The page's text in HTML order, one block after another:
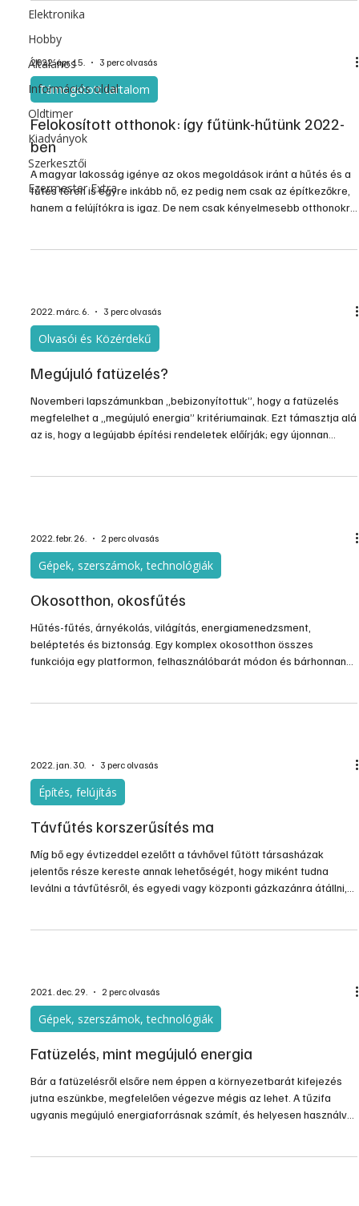
Elektronika
Hobby
Általános
Információs oldal
Oldtimer
Kiadványok
Szerkesztői
Ezermester Extra
változnak az energiahordozók árarányai is. Még egy-két éve sem
2022. ápr. 15. 3 perc olvasás
Támogatott tartalom
Felokosított otthonok: így fűtünk-hűtünk 2022-
ben
A magyar lakosság igénye az okos megoldások iránt a hűtés és a
fűtés téren is egyre inkább nő, ez pedig nem csak az építkezőkre,
hanem a felújítókra is igaz. De nem csak kényelmesebb otthonokra
2022. márc. 6. 3 perc olvasás
Olvasói és Közérdekű
Megújuló fatüzelés?
Novemberi lapszámunkban „bebizonyítottuk”, hogy a fatüzelés
megfelelhet a „megújuló energia” kritériumainak. Ezt támasztja alá
az is, hogy a legújabb építési rendeletek előírják; egy újonnan
2022. febr. 26. 2 perc olvasás
Gépek, szerszámok, technológiák
Okosotthon, okosfűtés
Hűtés-fűtés, árnyékolás, világítás, energiamenedzsment,
beléptetés és biztonság. Egy komplex okosotthon összes
funkciója egy platformon, felhasználóbarát módon és bárhonnan
2022. jan. 30. 3 perc olvasás
Építés, felújítás
Távfűtés korszerűsítés ma
Míg bő egy évtizeddel ezelőtt a távhővel fűtött társasházak
jelentős része kereste annak lehetőségét, hogy miként tudna
leválni a távfűtésről, és egyedi vagy központi gázkazánra átállni,
2021. dec. 29. 2 perc olvasás
Gépek, szerszámok, technológiák
Fatüzelés, mint megújuló energia
Bár a fatüzelésről elsőre nem éppen a környezetbarát kifejezés
jutna eszünkbe, megfelelően végezve mégis az lehet. A tűzifa
ugyanis megújuló energiaforrásnak számít, és helyesen használva,